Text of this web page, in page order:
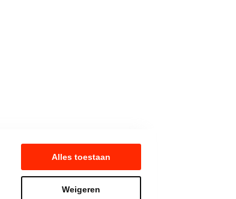
Alles toestaan
Weigeren